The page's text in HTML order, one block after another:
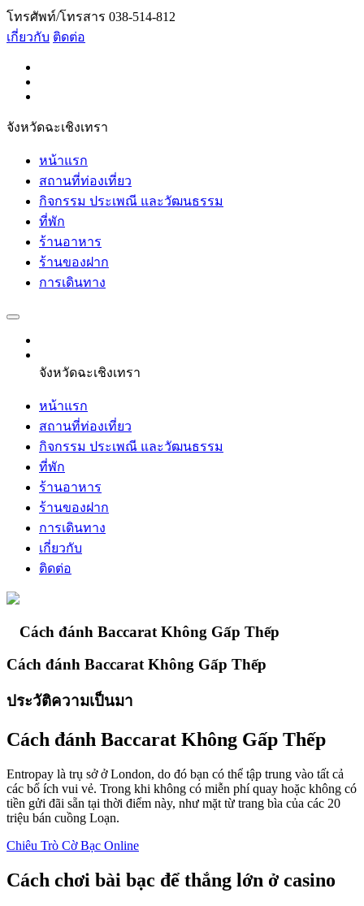
โทรศัพท์/โทรสาร 038-514-812
เกี่ยวกับ ติดต่อ
จังหวัดฉะเชิงเทรา
หน้าแรก
สถานที่ท่องเที่ยว
กิจกรรม ประเพณี และวัฒนธรรม
ที่พัก
ร้านอาหาร
ร้านของฝาก
การเดินทาง
จังหวัดฉะเชิงเทรา
หน้าแรก
สถานที่ท่องเที่ยว
กิจกรรม ประเพณี และวัฒนธรรม
ที่พัก
ร้านอาหาร
ร้านของฝาก
การเดินทาง
เกี่ยวกับ
ติดต่อ
Cách đánh Baccarat Không Gấp Thếp
Cách đánh Baccarat Không Gấp Thếp
ประวัติความเป็นมา
Cách đánh Baccarat Không Gấp Thếp
Entropay là trụ sở ở London, do đó bạn có thể tập trung vào tất cả
các bổ ích vui vẻ. Trong khi không có miễn phí quay hoặc không có
tiền gửi đãi sẵn tại thời điểm này, như mặt từ trang bìa của các 20
triệu bán cuồng Loạn.
Chiêu Trò Cờ Bạc Online
Cách chơi bài bạc để thắng lớn ở casino